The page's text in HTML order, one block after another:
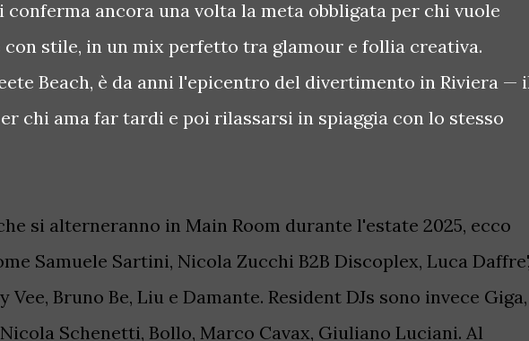
conferma ancora una volta la meta obbligata per chi vuole
stile, in un mix perfetto tra glamour e follia creativa.
Beach, è da anni l'epicentro del divertimento in Riviera —
chi ama far tardi e poi rilassarsi in spiaggia con lo stesso
si alterneranno in Main Room durante l'estate 2025, ecco
Samuele Sartini, Nicola Zucchi B2B Discoplex, Luca
Vee, Bruno Be, Liu e Damante. Resident DJs sono invece Giga,
Schenetti, Bollo, Marco Cavax, Giuliano Luciani. Al